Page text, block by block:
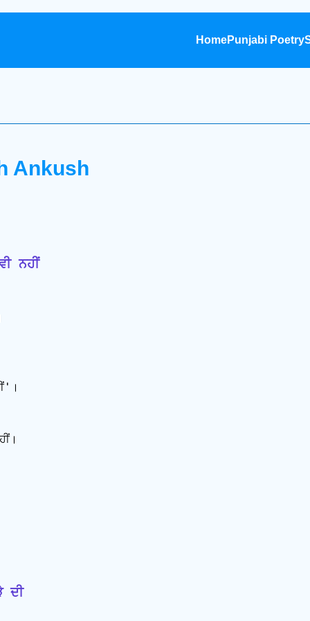
HomePunjabi Poetry
Ankush
ਨਹੀਂ
ਦੀ